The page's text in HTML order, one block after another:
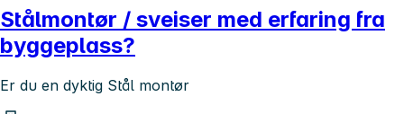
Stålmontør / sveiser med erfaring fra
byggeplass?
Er du en dyktig Stål montør